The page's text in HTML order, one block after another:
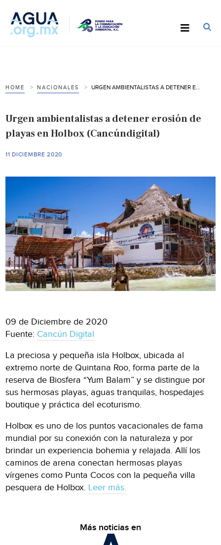
HOME NACIONALES
Urgen ambientalistas a detener erosión de
playas en Holbox (Cancúndigital)
11 DICIEMBRE 2020
09 de Diciembre de 2020
Fuente: Cancún Digital
La preciosa y pequeña isla Holbox, ubicada al
extremo norte de Quintana Roo, forma parte de la
reserva de Biosfera “Yum Balam” y se distingue por
sus hermosas playas, aguas tranquilas, hospedajes
boutique y práctica del ecoturismo.
Holbox es uno de los puntos vacacionales de fama
mundial por su conexión con la naturaleza y por
brindar un experiencia bohemia y relajada. Allí los
caminos de arena conectan hermosas playas
vírgenes como Punta Cocos con la pequeña villa
pesquera de Holbox. Leer más.
Más noticias en